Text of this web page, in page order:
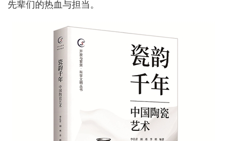
先辈们的热血与担当。